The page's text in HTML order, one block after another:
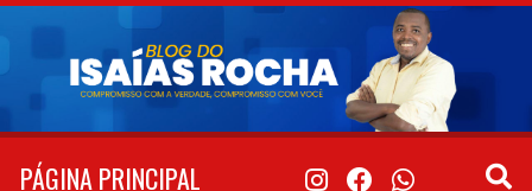
Pular
conteúdo
PÁGINA PRINCIPAL